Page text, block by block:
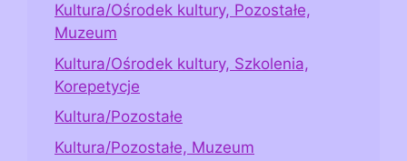
Kultura/Ośrodek kultury, Pozostałe,
Muzeum
Kultura/Ośrodek kultury, Szkolenia,
Korepetycje
Kultura/Pozostałe
Kultura/Pozostałe, Muzeum